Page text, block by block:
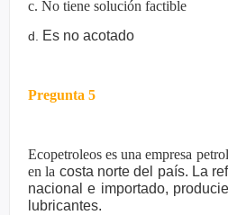
c. No tiene solución factible
d. Es no acotado
Pregunta 5
Ecopetroleos es una empresa
en la costa norte del país. La
nacional e importado,
lubricantes.